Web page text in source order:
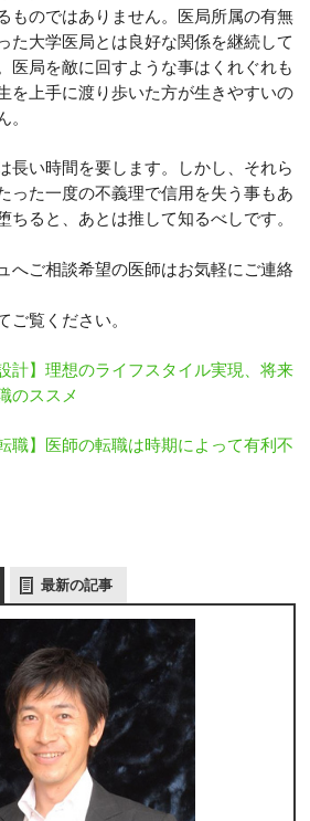
ものではありません。医局所属の有無
た大学医局とは良好な関係を継続して
医局を敵に回すような事はくれぐれも
を上手に渡り歩いた方が生きやすいの
。
長い時間を要します。しかし、それら
った一度の不義理で信用を失う事もあ
ちると、あとは推して知るべしです。
へご相談希望の医師はお気軽にご連絡
ご覧ください。
計】理想のライフスタイル実現、将来
のススメ
職】医師の転職は時期によって有利不
最新の記事